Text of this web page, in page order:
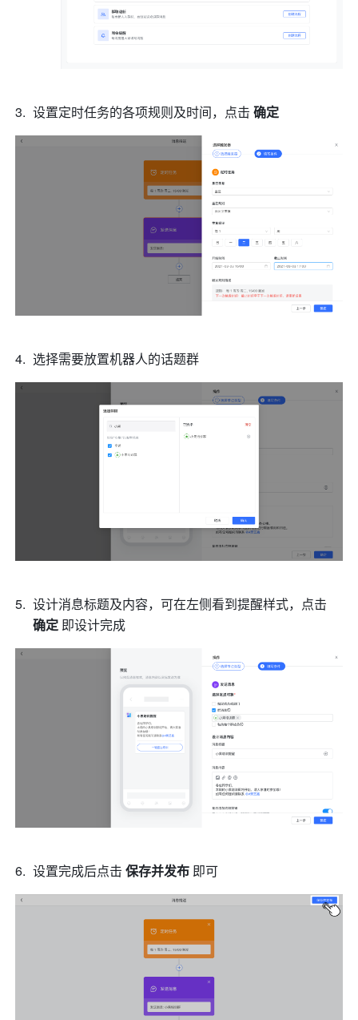
设置定时任务的各项规则及时间，点击 确定
选择需要放置机器人的话题群
确定 即设计完成
设置完成后点击 保存并发布 即可